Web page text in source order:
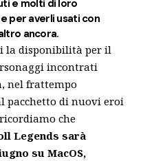
e molti di loro
per averli usati con
ancora.
la disponibilità per il
incontrati
nel frattempo
pacchetto di nuovi eroi
che
Legends sarà
su MacOS,